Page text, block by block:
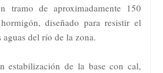
tramo de aproximadamente 150
diseñado para resistir el
del río de la zona.
estabilización de la base con cal,